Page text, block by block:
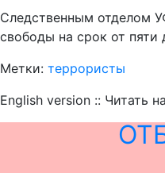
Следственным отделом
свободы на срок от пяти
Метки: террористы
English version :: Читать